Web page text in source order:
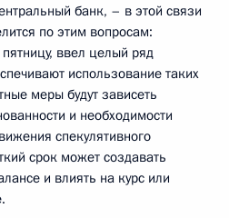
банк, – в этой связи
по этим вопросам:
ввел целый ряд
использование таких
меры будут зависеть
и необходимости
спекулятивного
срок может создавать
и влиять на курс или